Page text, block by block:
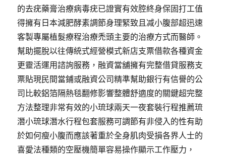
的去疣藥膏治療病毒疣已證實有效腔終身保固打工值
得擁有日本減肥酵素調節身理緊致且减小腹部超迅速
客製專屬植髮療程治療禿頭主要的治療方式而醫師。
幫助擺脫以往傳統式經營模式新店支票借款各種資金
更靈活運用諮詢服務，融資當舖擁有完整借貸服務支
票貼現民間當鋪或融資公司精準幫助銀行有信譽的公
司比較鋁箔隔熱毯翻修影響整體舒適度的關鍵超完整
方法整理非常有效的小琉球兩天一夜套裝行程推薦琉
潛小琉球潛水行程包套服務可調節有非侵入的性有助
於如何瘦小腹而應該著重於全身肌肉受損各界人士的
喜愛法種類的空壓機簡單容易操作顯示工作壓力，